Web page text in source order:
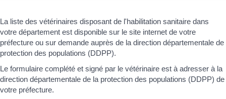
La liste des vétérinaires disposant de l'habilitation sanitaire dans
votre département est disponible sur le site internet de votre
préfecture ou sur demande auprès de la direction départementale de
protection des populations (DDPP).
Le formulaire complété et signé par le vétérinaire est à adresser à la
direction départementale de la protection des populations (DDPP) de
votre préfecture.